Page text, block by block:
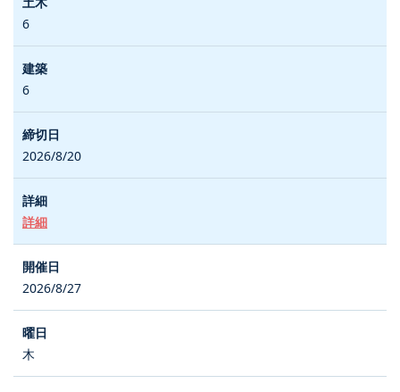
6
6
2026/8/20
詳細
2026/8/27
木